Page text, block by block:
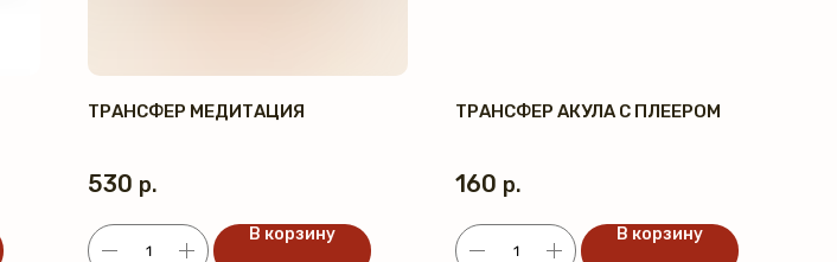
ТРАНСФЕР МЕДИТАЦИЯ
530 р.
В корзину
ТРАНСФЕР АКУЛА С ПЛЕЕРОМ
160 р.
В корзину